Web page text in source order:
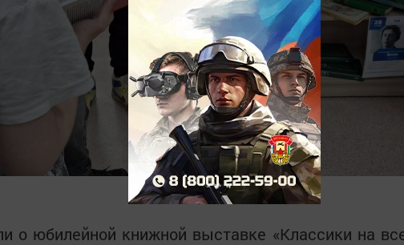
о юбилейной книжной выставке «Классики на